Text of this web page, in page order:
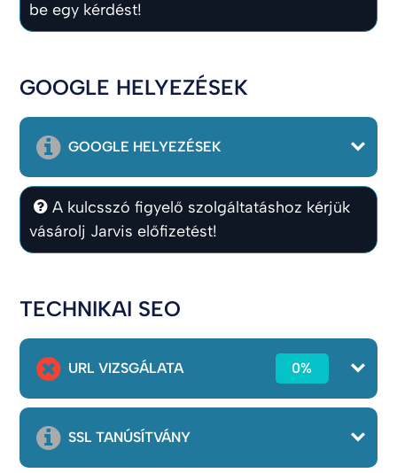
be egy kérdést!
GOOGLE HELYEZÉSEK
GOOGLE HELYEZÉSEK
A kulcsszó figyelő szolgáltatáshoz kérjük
vásárolj Jarvis előfizetést!
TECHNIKAI SEO
URL VIZSGÁLATA 0%
SSL TANÚSÍTVÁNY